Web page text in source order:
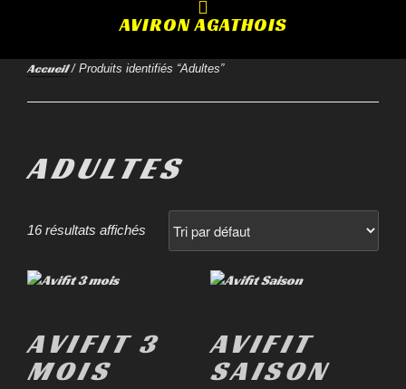
AVIRON AGATHOIS
Accueil/ Produits identifiés “Adultes”
ADULTES
16 résultats affichés
AVIFIT 3
MOIS
AVIFIT
SAISON